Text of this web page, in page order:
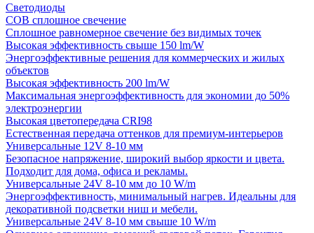
Светодиоды
COB сплошное свечение
Сплошное равномерное свечение без видимых точек
Высокая эффективность свыше 150 lm/W
Энергоэффективные решения для коммерческих и жилых
объектов
Высокая эффективность 200 lm/W
Максимальная энергоэффективность для экономии до 50%
электроэнергии
Высокая цветопередача CRI98
Естественная передача оттенков для премиум-интерьеров
Универсальные 12V 8-10 мм
Безопасное напряжение, широкий выбор яркости и цвета.
Подходит для дома, офиса и рекламы.
Универсальные 24V 8-10 мм до 10 W/m
Энергоэффективность, минимальный нагрев. Идеальны для
декоративной подсветки ниш и мебели.
Универсальные 24V 8-10 мм свыше 10 W/m